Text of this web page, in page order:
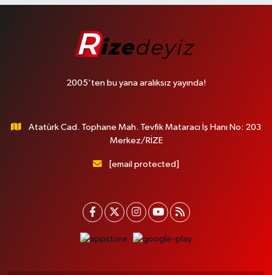
2005'ten bu yana aralıksız yayında!
Atatürk Cad. Tophane Mah. Tevfik Mataracı İş Hanı No: 203
Merkez/RİZE
[email protected]